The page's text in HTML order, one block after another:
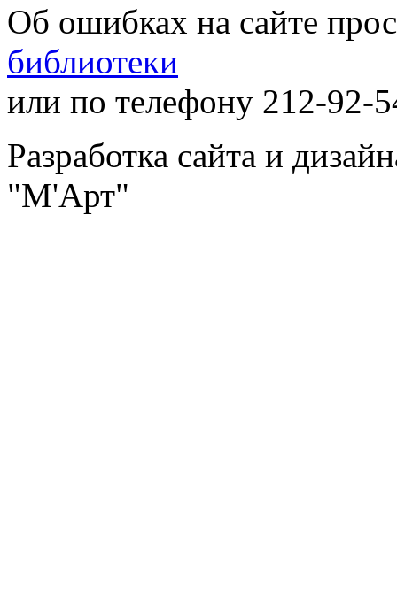
Об ошибках на сайте
библиотеки
или по телефону 212-92-
Разработка сайта и
"М'Арт"